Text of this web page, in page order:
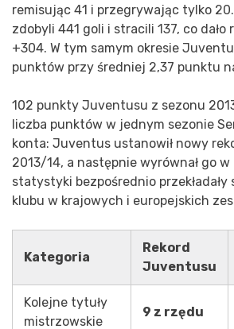
remisując 41 i przegrywając tylko
zdobyli 441 goli i stracili 137, co dało
+304. W tym samym okresie
punktów przy średniej 2,37 punktu
102 punkty Juventusu z sezonu
liczba punktów w jednym sezonie
konta: Juventus ustanowił nowy
2013/14, a następnie wyrównał go w
statystyki bezpośrednio przekładały
klubu w krajowych i europejskich
Kategoria
Rekord
Juventusu
Kolejne tytuły
mistrzowskie
9 z rzędu